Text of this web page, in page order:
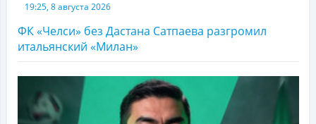
19:25, 8 августа 2026
ФК «Челси» без Дастана Сатпаева разгромил
итальянский «Милан»